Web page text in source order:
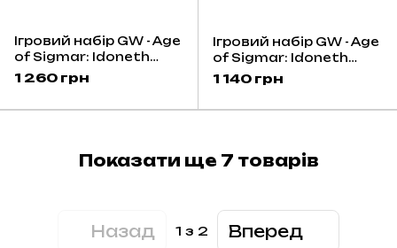
Ігровий набір GW - Age
of Sigmar: Idoneth
Deepkin - Isharann
Tidecaster
1 260 грн
Ігровий набір GW - Age
of Sigmar: Idoneth
Deepkin - Isharann
Soulscryer
1 140 грн
Показати ще 7 товарів
Назад 1 з 2 Вперед